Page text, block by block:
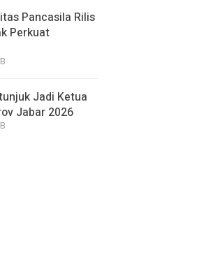
Pancasila Rilis
Perkuat
Jadi Ketua
Jabar 2026